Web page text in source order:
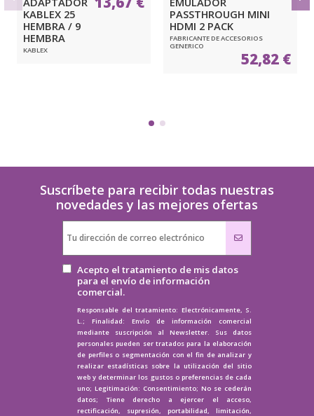
KABLEX 25
HEMBRA / 9
HEMBRA
KABLEX
PASSTHROUGH MINI
HDMI 2 PACK
FABRICANTE DE ACCESORIOS
GENERICO
52,82 €
Suscríbete para recibir todas nuestras
novedades y las mejores ofertas
Acepto el tratamiento de mis datos
para el envío de información
comercial.
Responsable del tratamiento: Electrónicamente, S.
L.; Finalidad: Envío de información comercial
mediante suscripción al Newsletter. Sus datos
personales pueden ser tratados para la elaboración
de perfiles o segmentación con el fin de analizar y
realizar estadísticas sobre la utilización del sitio
web y determinar los gustos o preferencias de cada
uno; Legitimación: Consentimiento; No se cederán
datos; Tiene derecho a ejercer el acceso,
rectificación, supresión, portabilidad, limitación,